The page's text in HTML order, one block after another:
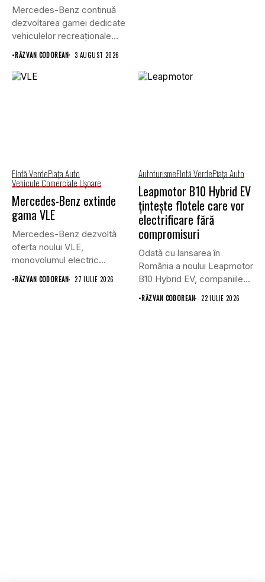
Mercedes-Benz continuă
dezvoltarea gamei dedicate
vehiculelor recreaționale
prin lansarea unei versiuni
actualizate...
•RĂZVAN CODOREAN 3 AUGUST 2026
Flotă VerdePiaţa Auto
Vehicule Comerciale Uşoare
Mercedes-Benz extinde
gama VLE
Mercedes-Benz dezvoltă
oferta noului VLE,
monovolumul electric
premium care își propune
•RĂZVAN CODOREAN 27 IULIE 2026
AutoturismeFlotă VerdePiaţa Auto
Leapmotor B10 Hybrid EV
țintește flotele care vor
electrificare fără
compromisuri
Odată cu lansarea în
România a noului Leapmotor
B10 Hybrid EV, companiile...
•RĂZVAN CODOREAN 22 IULIE 2026